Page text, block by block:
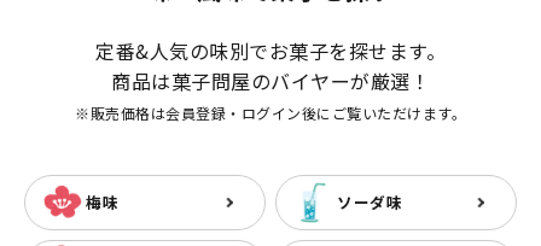
定番&人気の味別でお菓子を探せます。
商品は菓子問屋のバイヤーが厳選！
※販売価格は会員登録・ログイン後にご覧いただけます。
梅味 ソーダ味